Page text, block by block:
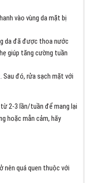
vào vùng da mặt bị
da đã được thoa nước
giúp tăng cường tuần
Sau đó, rửa sạch mặt với
2-3 lần/tuần để mang lại
hoặc mẫn cảm, hãy
nên quá quen thuộc với